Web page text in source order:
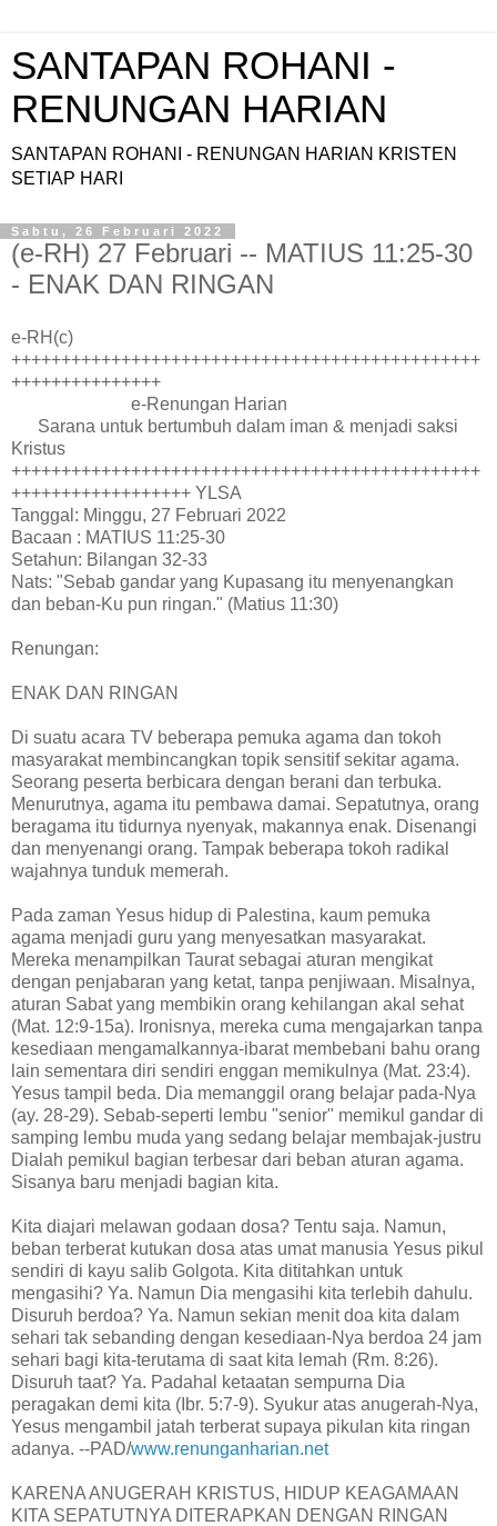
SANTAPAN ROHANI -
RENUNGAN HARIAN
SANTAPAN ROHANI - RENUNGAN HARIAN KRISTEN
SETIAP HARI
Sabtu, 26 Februari 2022
(e-RH) 27 Februari -- MATIUS 11:25-30
- ENAK DAN RINGAN
e-RH(c)
+++++++++++++++++++++++++++++++++++++++++++++++
+++++++++++++++
e-Renungan Harian
Sarana untuk bertumbuh dalam iman & menjadi saksi
Kristus
+++++++++++++++++++++++++++++++++++++++++++++++
++++++++++++++++++ YLSA
Tanggal: Minggu, 27 Februari 2022
Bacaan : MATIUS 11:25-30
Setahun: Bilangan 32-33
Nats: "Sebab gandar yang Kupasang itu menyenangkan
dan beban-Ku pun ringan." (Matius 11:30)
Renungan:
ENAK DAN RINGAN
Di suatu acara TV beberapa pemuka agama dan tokoh
masyarakat membincangkan topik sensitif sekitar agama.
Seorang peserta berbicara dengan berani dan terbuka.
Menurutnya, agama itu pembawa damai. Sepatutnya, orang
beragama itu tidurnya nyenyak, makannya enak. Disenangi
dan menyenangi orang. Tampak beberapa tokoh radikal
wajahnya tunduk memerah.
Pada zaman Yesus hidup di Palestina, kaum pemuka
agama menjadi guru yang menyesatkan masyarakat.
Mereka menampilkan Taurat sebagai aturan mengikat
dengan penjabaran yang ketat, tanpa penjiwaan. Misalnya,
aturan Sabat yang membikin orang kehilangan akal sehat
(Mat. 12:9-15a). Ironisnya, mereka cuma mengajarkan tanpa
kesediaan mengamalkannya-ibarat membebani bahu orang
lain sementara diri sendiri enggan memikulnya (Mat. 23:4).
Yesus tampil beda. Dia memanggil orang belajar pada-Nya
(ay. 28-29). Sebab-seperti lembu "senior" memikul gandar di
samping lembu muda yang sedang belajar membajak-justru
Dialah pemikul bagian terbesar dari beban aturan agama.
Sisanya baru menjadi bagian kita.
Kita diajari melawan godaan dosa? Tentu saja. Namun,
beban terberat kutukan dosa atas umat manusia Yesus pikul
sendiri di kayu salib Golgota. Kita dititahkan untuk
mengasihi? Ya. Namun Dia mengasihi kita terlebih dahulu.
Disuruh berdoa? Ya. Namun sekian menit doa kita dalam
sehari tak sebanding dengan kesediaan-Nya berdoa 24 jam
sehari bagi kita-terutama di saat kita lemah (Rm. 8:26).
Disuruh taat? Ya. Padahal ketaatan sempurna Dia
peragakan demi kita (Ibr. 5:7-9). Syukur atas anugerah-Nya,
Yesus mengambil jatah terberat supaya pikulan kita ringan
adanya. --PAD/www.renunganharian.net
KARENA ANUGERAH KRISTUS, HIDUP KEAGAMAAN
KITA SEPATUTNYA DITERAPKAN DENGAN RINGAN